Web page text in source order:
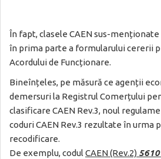
În fapt, clasele CAEN sus-
în prima parte a formularului cererii
Acordului de Funcționare.
Bineînțeles, pe măsură ce agenții
demersuri la Registrul Comerțului
clasificare CAEN Rev.3, noul
coduri CAEN Rev.3 rezultate în urma
recodificare.
De exemplu, codul CAEN (Rev.2)